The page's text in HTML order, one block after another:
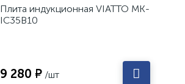
Плита индукционная VIATTO MK-
IC35B10
9 280 ₽ /шт